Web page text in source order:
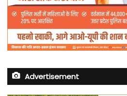
Advertisement